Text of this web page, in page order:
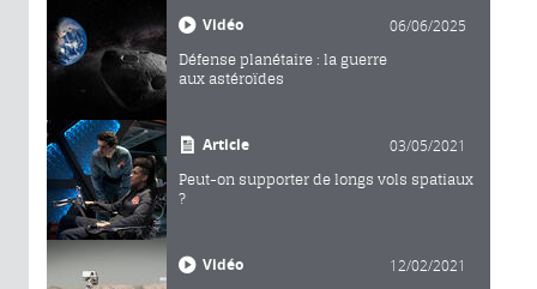
Vidéo 06/06/2025
Défense planétaire : la guerre
aux astéroïdes
Article 03/05/2021
Peut-on supporter de longs vols spatiaux
?
Vidéo 12/02/2021